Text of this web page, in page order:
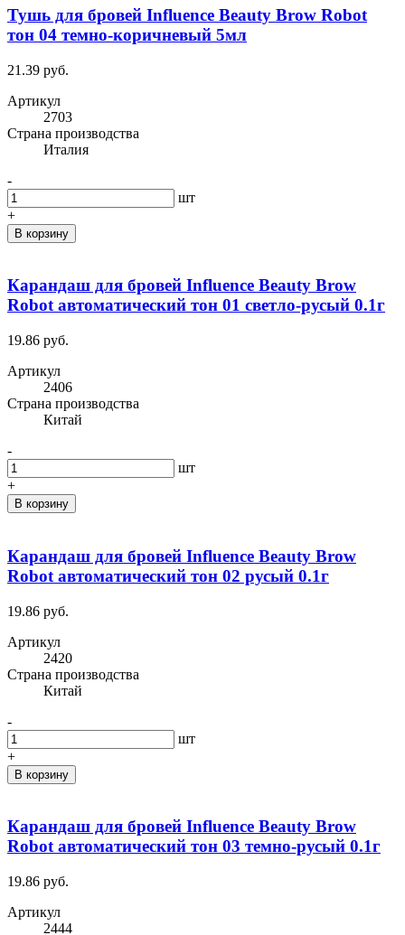
Тушь для бровей Influence Beauty Brow Robot
тон 04 темно-коричневый 5мл
21.39 руб.
Артикул
2703
Cтрана производства
Италия
-
шт
+
В корзину
Карандаш для бровей Influence Beauty Brow
Robot автоматический тон 01 светло-русый 0.1г
19.86 руб.
Артикул
2406
Cтрана производства
Китай
-
шт
+
В корзину
Карандаш для бровей Influence Beauty Brow
Robot автоматический тон 02 русый 0.1г
19.86 руб.
Артикул
2420
Cтрана производства
Китай
-
шт
+
В корзину
Карандаш для бровей Influence Beauty Brow
Robot автоматический тон 03 темно-русый 0.1г
19.86 руб.
Артикул
2444